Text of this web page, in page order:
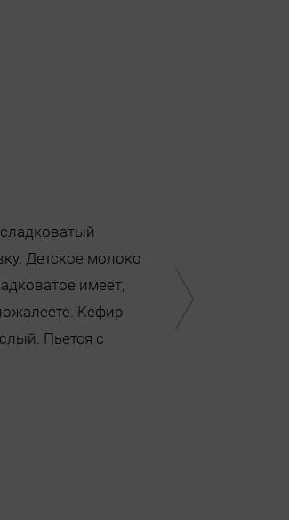
Детское молоко
имеет,
Кефир
Пьется с